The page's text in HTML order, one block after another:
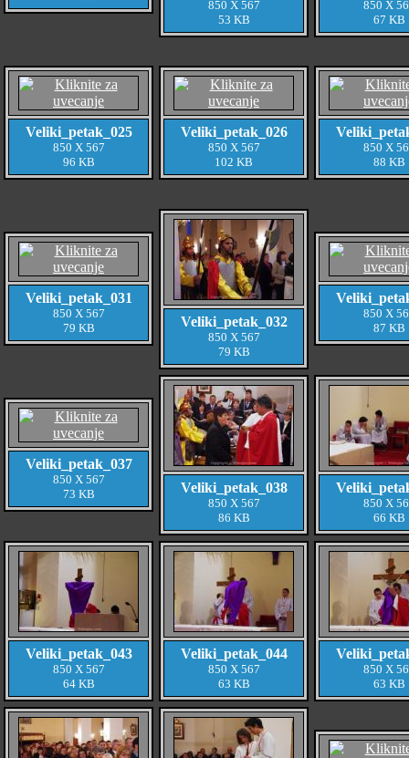
850 X 567
53 KB
850 X
67 KB
Veliki_petak_025
850 X 567
96 KB
Veliki_petak_026
850 X 567
102 KB
850 X
88 KB
Veliki_petak_031
850 X 567
79 KB
Veliki_petak_032
850 X 567
79 KB
850 X
87 KB
Veliki_petak_037
850 X 567
73 KB
Veliki_petak_038
850 X 567
86 KB
850 X
66 KB
Veliki_petak_043
850 X 567
64 KB
Veliki_petak_044
850 X 567
63 KB
850 X
63 KB